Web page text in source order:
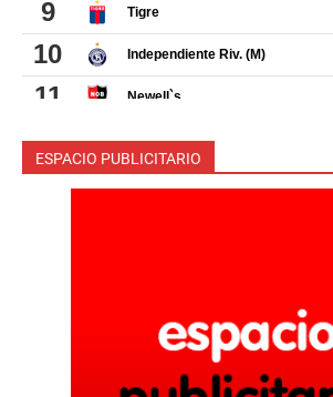
ESPACIO PUBLICITARIO